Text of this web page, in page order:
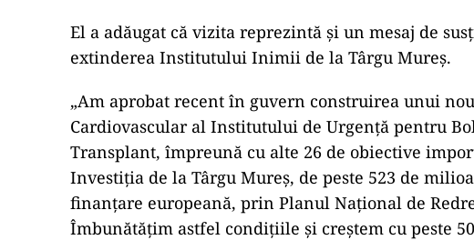
El a adăugat că vizita reprezintă şi un mesaj de
extinderea Institutului Inimii de la Târgu Mureş.
„Am aprobat recent în guvern construirea unui
Cardiovascular al Institutului de Urgenţă pentru
Transplant, împreună cu alte 26 de obiective
Investiţia de la Târgu Mureş, de peste 523 de
finanţare europeană, prin Planul Naţional de
Îmbunătăţim astfel condiţiile şi creştem cu peste